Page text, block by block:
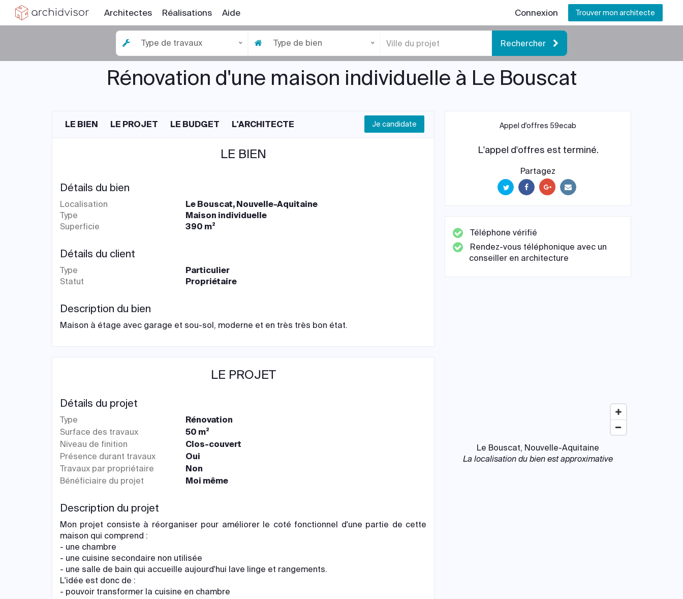
Architectes Réalisations Aide Connexion Trouver mon architecte
Type de travaux Type de bien Rechercher
Rénovation d'une maison individuelle à Le Bouscat
Appel d'offres 59ecab
L'appel d'offres est terminé.
Partagez
Téléphone vérifié
Rendez-vous téléphonique avec un
conseiller en architecture
Le Bouscat, Nouvelle-Aquitaine
La localisation du bien est approximative
LE BIEN LE PROJET LE BUDGET L'ARCHITECTE Je candidate
LE BIEN
Détails du bien
Localisation
Le Bouscat, Nouvelle-Aquitaine
Type
Maison individuelle
Superficie
390 m²
Détails du client
Type
Particulier
Statut
Propriétaire
Description du bien
Maison à étage avec garage et sou-sol, moderne et en très très bon état.
LE PROJET
Détails du projet
Type
Rénovation
Surface des travaux
50 m²
Niveau de finition
Clos-couvert
Présence durant travaux
Oui
Travaux par propriétaire
Non
Bénéficiaire du projet
Moi même
Description du projet
Mon projet consiste à réorganiser pour améliorer le coté fonctionnel d'une partie de cette
maison qui comprend :
- une chambre
- une cuisine secondaire non utilisée
- une salle de bain qui accueille aujourd'hui lave linge et rangements.
L'idée est donc de :
- pouvoir transformer la cuisine en chambre